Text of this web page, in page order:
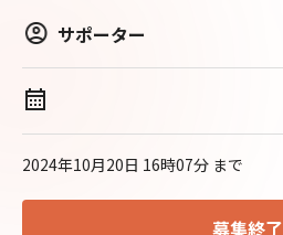
サポーター
2024年10月20日 16時07分 まで
募集終了